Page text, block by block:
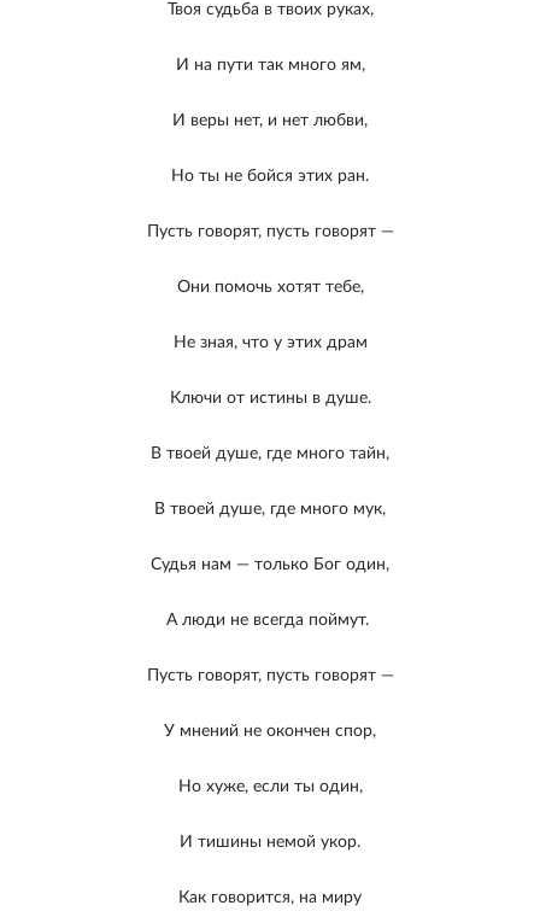
Твоя судьба в твоих руках,
И на пути так много ям,
И веры нет, и нет любви,
Но ты не бойся этих ран.
Пусть говорят, пусть говорят —
Они помочь хотят тебе,
Не зная, что у этих драм
Ключи от истины в душе.
В твоей душе, где много тайн,
В твоей душе, где много мук,
Судья нам — только Бог один,
А люди не всегда поймут.
Пусть говорят, пусть говорят —
У мнений не окончен спор,
Но хуже, если ты один,
И тишины немой укор.
Как говорится, на миру